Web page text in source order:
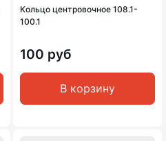
Кольцо центровочное 108.1-
100.1
100 руб
В корзину